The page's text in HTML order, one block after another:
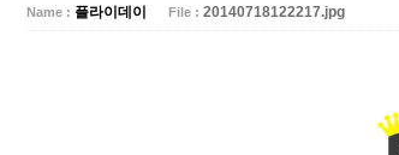
Name : 플라이데이 File : 20140718122217.jpg